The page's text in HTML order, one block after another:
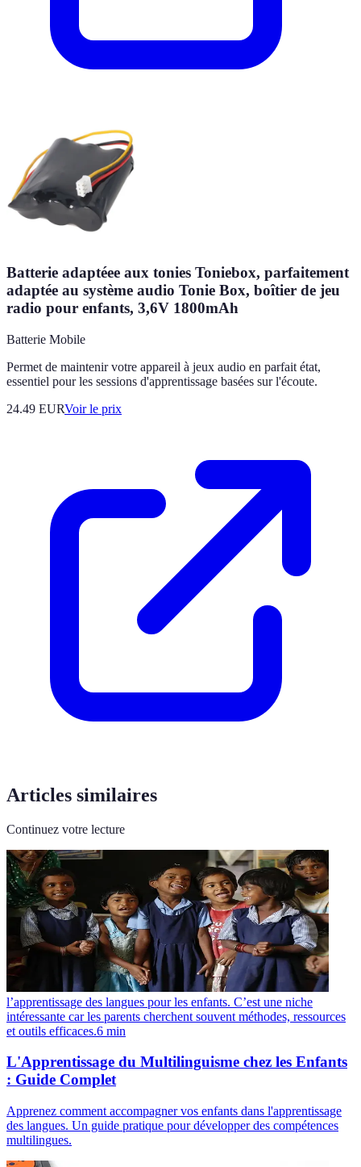
Batterie adaptéee aux tonies Toniebox, parfaitement
adaptée au système audio Tonie Box, boîtier de jeu
radio pour enfants, 3,6V 1800mAh
Batterie Mobile
Permet de maintenir votre appareil à jeux audio en parfait état,
essentiel pour les sessions d'apprentissage basées sur l'écoute.
24.49 EURVoir le prix
Articles similaires
Continuez votre lecture
l’apprentissage des langues pour les enfants. C’est une niche
intéressante car les parents cherchent souvent méthodes, ressources
et outils efficaces.6 min
L'Apprentissage du Multilinguisme chez les Enfants
: Guide Complet
Apprenez comment accompagner vos enfants dans l'apprentissage
des langues. Un guide pratique pour développer des compétences
multilingues.